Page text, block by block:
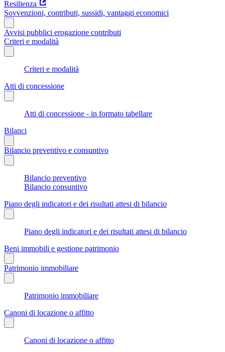
Resilienza
Sovvenzioni, contributi, sussidi, vantaggi economici
Avvisi pubblici erogazione contributi
Criteri e modalità
Criteri e modalità
Atti di concessione
Atti di concessione - in formato tabellare
Bilanci
Bilancio preventivo e consuntivo
Bilancio preventivo
Bilancio consuntivo
Piano degli indicatori e dei risultati attesi di bilancio
Piano degli indicatori e dei risultati attesi di bilancio
Beni immobili e gestione patrimonio
Patrimonio immobiliare
Patrimonio immobiliare
Canoni di locazione o affitto
Canoni di locazione o affitto